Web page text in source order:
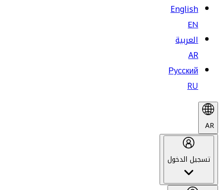
English
EN
العربية
AR
Русский
RU
AR
تسجيل الدخول